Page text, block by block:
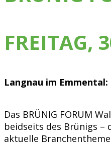
FREITAG,
Langnau im
Das BRÜNIG FORUM
beidseits des Brünigs –
aktuelle